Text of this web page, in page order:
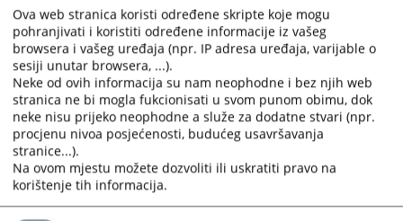
Obavještenje o nabavci goriva 2023
Obavještenje Toneri 2023
Obavještenje o nabavci Kancelarijski namještaj 2023
Obavještenje o nabavci Zaštita na radu
Obavještenje o nabavci računarska oprema
366
Ova web stranica koristi određene skripte koje mogu
pohranjivati i koristiti određene informacije iz vašeg
browsera i vašeg uređaja (npr. IP adresa uređaja, varijable o
sesiji unutar browsera, ...).
Neke od ovih informacija su nam neophodne i bez njih web
stranica ne bi mogla fukcionisati u svom punom obimu, dok
neke nisu prijeko neophodne a služe za dodatne stvari (npr.
procjenu nivoa posjećenosti, budućeg usavršavanja
stranice...).
Na ovom mjestu možete dozvoliti ili uskratiti pravo na
korištenje tih informacija.